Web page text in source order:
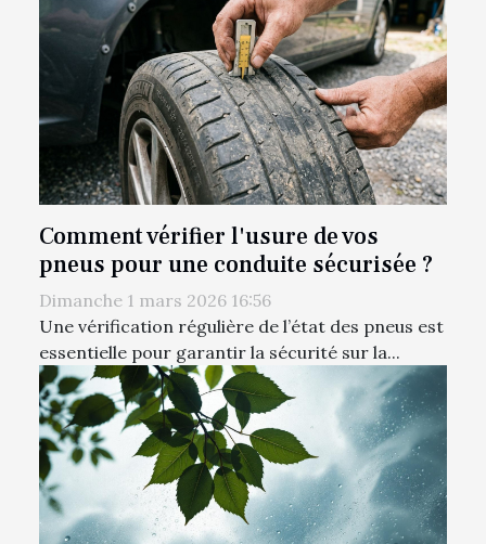
Comment vérifier l'usure de vos
pneus pour une conduite sécurisée ?
Dimanche 1 mars 2026 16:56
Une vérification régulière de l’état des pneus est
essentielle pour garantir la sécurité sur la...